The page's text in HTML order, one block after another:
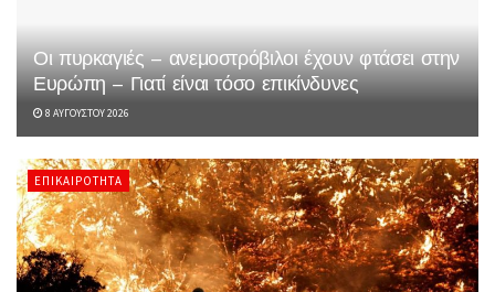
Οι πυρκαγιές – ανεμοστρόβιλοι έχουν φτάσει στην
Ευρώπη – Γιατί είναι τόσο επικίνδυνες
8 ΑΥΓΟΎΣΤΟΥ 2026
ΕΠΙΚΑΙΡΌΤΗΤΑ